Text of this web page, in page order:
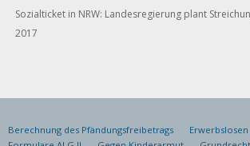
Sozialticket in NRW: Landesregierung plant
2017
Berechnung des Pfändungsfreibetrags